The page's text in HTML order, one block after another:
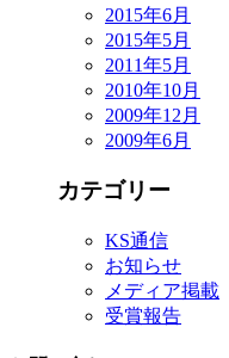
2015年6月
2015年5月
2011年5月
2010年10月
2009年12月
2009年6月
カテゴリー
KS通信
お知らせ
メディア掲載
受賞報告